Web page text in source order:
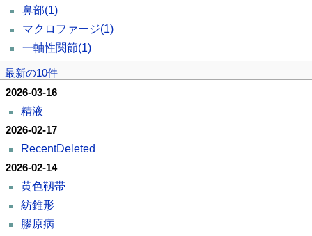
鼻部(1)
マクロファージ(1)
一軸性関節(1)
最新の10件
2026-03-16
精液
2026-02-17
RecentDeleted
2026-02-14
黄色靱帯
紡錐形
膠原病